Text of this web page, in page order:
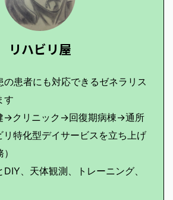
リハビリ屋
の患者にも対応できるゼネラリス
す
→クリニック→回復期病棟→通所
特化型デイサービスを立ち上げ
、天体観測、トレーニング、